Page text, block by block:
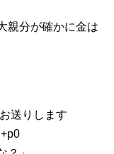
親分が確かに金は
送りします